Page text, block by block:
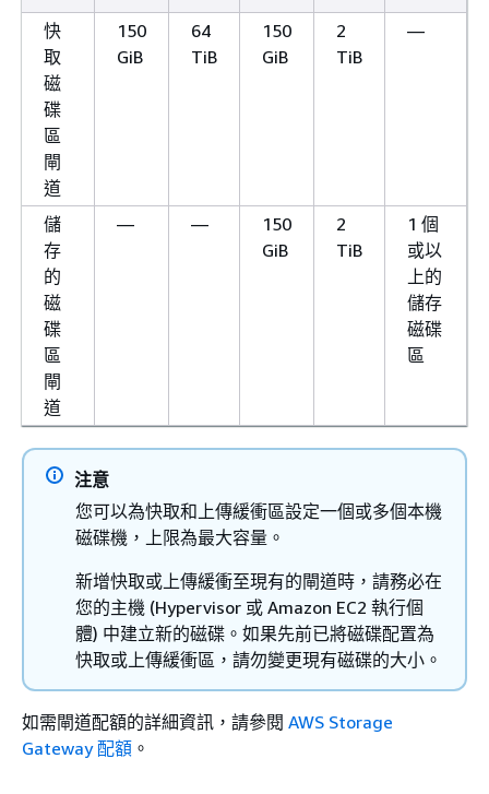
快
取
磁
碟
區
閘
道
150
GiB
64
TiB
150
GiB
2
TiB
—
儲
存
的
磁
碟
區
閘
道
— —
150
GiB
2
TiB
1 個
或以
上的
儲存
磁碟
區
注意
您可以為快取和上傳緩衝區設定一個或多個本機
磁碟機，上限為最大容量。
新增快取或上傳緩衝至現有的閘道時，請務必在
您的主機 (Hypervisor 或 Amazon EC2 執行個
體) 中建立新的磁碟。如果先前已將磁碟配置為
快取或上傳緩衝區，請勿變更現有磁碟的大小。
如需閘道配額的詳細資訊，請參閱 AWS Storage
Gateway 配額 。